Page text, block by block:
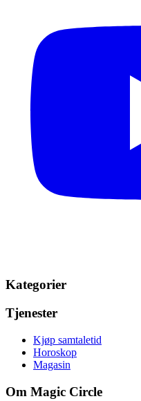
Kategorier
Tjenester
Kjøp samtaletid
Horoskop
Magasin
Om Magic Circle